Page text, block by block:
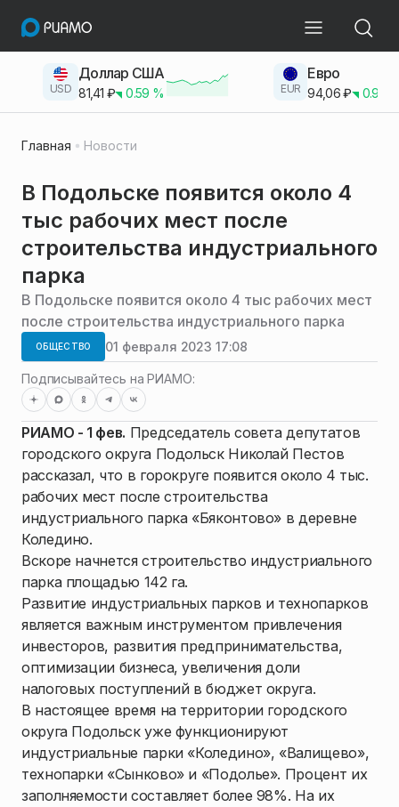
USD
Доллар США
81,41 ₽ 0.59 % EUR
Евро
94,06₽ 0.93
Главная Новости
В Подольске появится около 4
тыс рабочих мест после
строительства индустриального
парка
В Подольске появится около 4 тыс рабочих мест
после строительства индустриального парка
ОБЩЕСТВО 01 февраля 2023 17:08
Подписывайтесь на РИАМО:
РИАМО - 1 фев. Председатель совета депутатов
городского округа Подольск Николай Пестов
рассказал, что в горокруге появится около 4 тыс.
рабочих мест после строительства
индустриального парка «Бяконтово» в деревне
Коледино.
Вскоре начнется строительство индустриального
парка площадью 142 га.
Развитие индустриальных парков и технопарков
является важным инструментом привлечения
инвесторов, развития предпринимательства,
оптимизации бизнеса, увеличения доли
налоговых поступлений в бюджет округа.
В настоящее время на территории городского
округа Подольск уже функционируют
индустриальные парки «Коледино», «Валищево»,
технопарки «Сынково» и «Подолье». Процент их
заполняемости составляет более 98%. На их